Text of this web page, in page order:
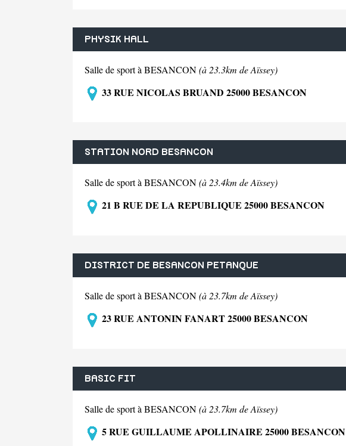
PHYSIK HALL
Salle de sport à BESANCON(à 23.3km de Aïssey)
33 RUE NICOLAS BRUAND 25000 BESANCON
STATION NORD BESANCON
Salle de sport à BESANCON(à 23.4km de Aïssey)
21 B RUE DE LA REPUBLIQUE 25000 BESANCON
DISTRICT DE BESANCON PETANQUE
Salle de sport à BESANCON(à 23.7km de Aïssey)
23 RUE ANTONIN FANART 25000 BESANCON
BASIC FIT
Salle de sport à BESANCON(à 23.7km de Aïssey)
5 RUE GUILLAUME APOLLINAIRE 25000 BESANCON